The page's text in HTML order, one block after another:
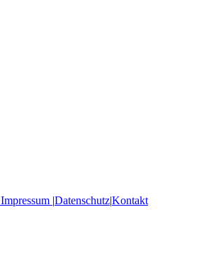
Impressum |Datenschutz|Kontakt